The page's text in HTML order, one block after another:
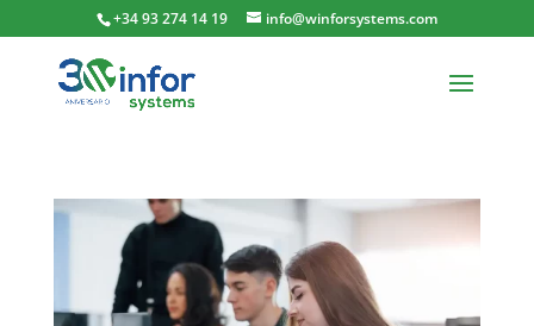
+34 93 274 14 19 info@winforsystems.com